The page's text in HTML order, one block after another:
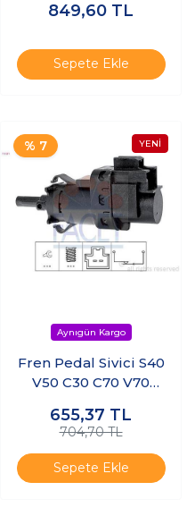
Contası 2.4 Dizel
849,60 TL
Sepete Ekle
% 7
Fren Pedal Sivici S40
V50 C30 C70 V70
655,37 TL
704,70 TL
Sepete Ekle